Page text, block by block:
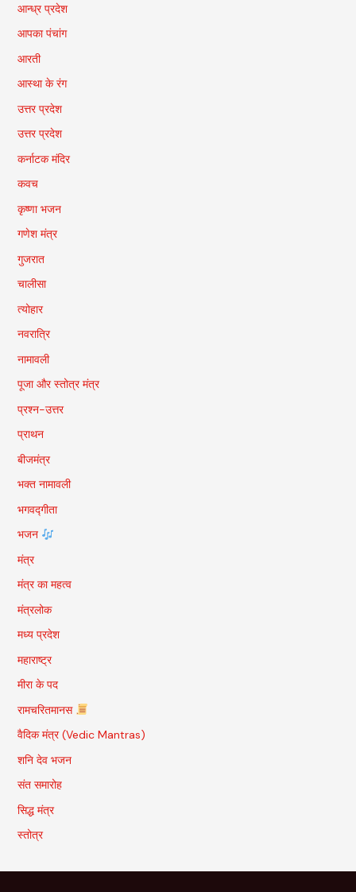
आन्ध्र प्रदेश
आपका पंचांग
आरती
आस्था के रंग
उत्तर प्रदेश
उत्तर प्रदेश
कर्नाटक मंदिर
कवच
कृष्णा भजन
गणेश मंत्र
गुजरात
चालीसा
त्योहार
नवरात्रि
नामावली
पूजा और स्तोत्र मंत्र
प्रश्न-उत्तर
प्राथन
बीजमंत्र
भक्त नामावली
भगवद्गीता
भजन
मंत्र
मंत्र का महत्व
मंत्रलोक
मध्य प्रदेश
महाराष्ट्र
मीरा के पद
रामचरितमानस
वैदिक मंत्र (Vedic Mantras)
शनि देव भजन
संत समारोह
सिद्ध मंत्र
स्तोत्र